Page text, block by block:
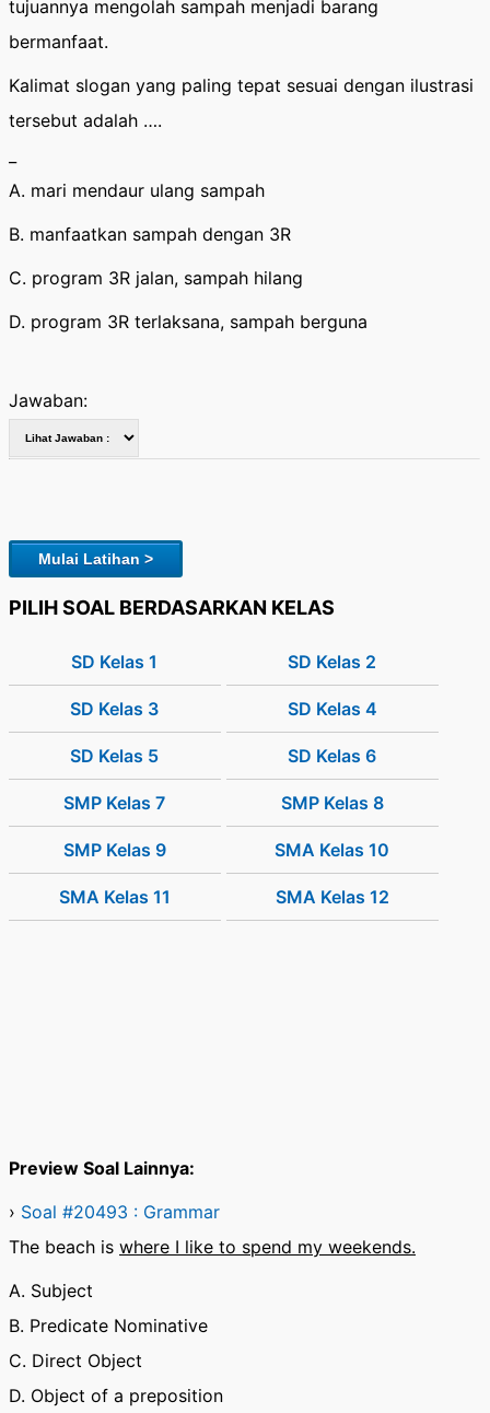
tujuannya mengolah sampah menjadi barang
bermanfaat.
Kalimat slogan yang paling tepat sesuai dengan ilustrasi
tersebut adalah ….
A. mari mendaur ulang sampah
B. manfaatkan sampah dengan 3R
C. program 3R jalan, sampah hilang
D. program 3R terlaksana, sampah berguna
Jawaban:
Mulai Latihan >
PILIH SOAL BERDASARKAN KELAS
SD Kelas 1 SD Kelas 2
SD Kelas 3 SD Kelas 4
SD Kelas 5 SD Kelas 6
SMP Kelas 7 SMP Kelas 8
SMP Kelas 9 SMA Kelas 10
SMA Kelas 11 SMA Kelas 12
Preview Soal Lainnya:
› Soal #20493 : Grammar
The beach is where I like to spend my weekends.
A. Subject
B. Predicate Nominative
C. Direct Object
D. Object of a preposition